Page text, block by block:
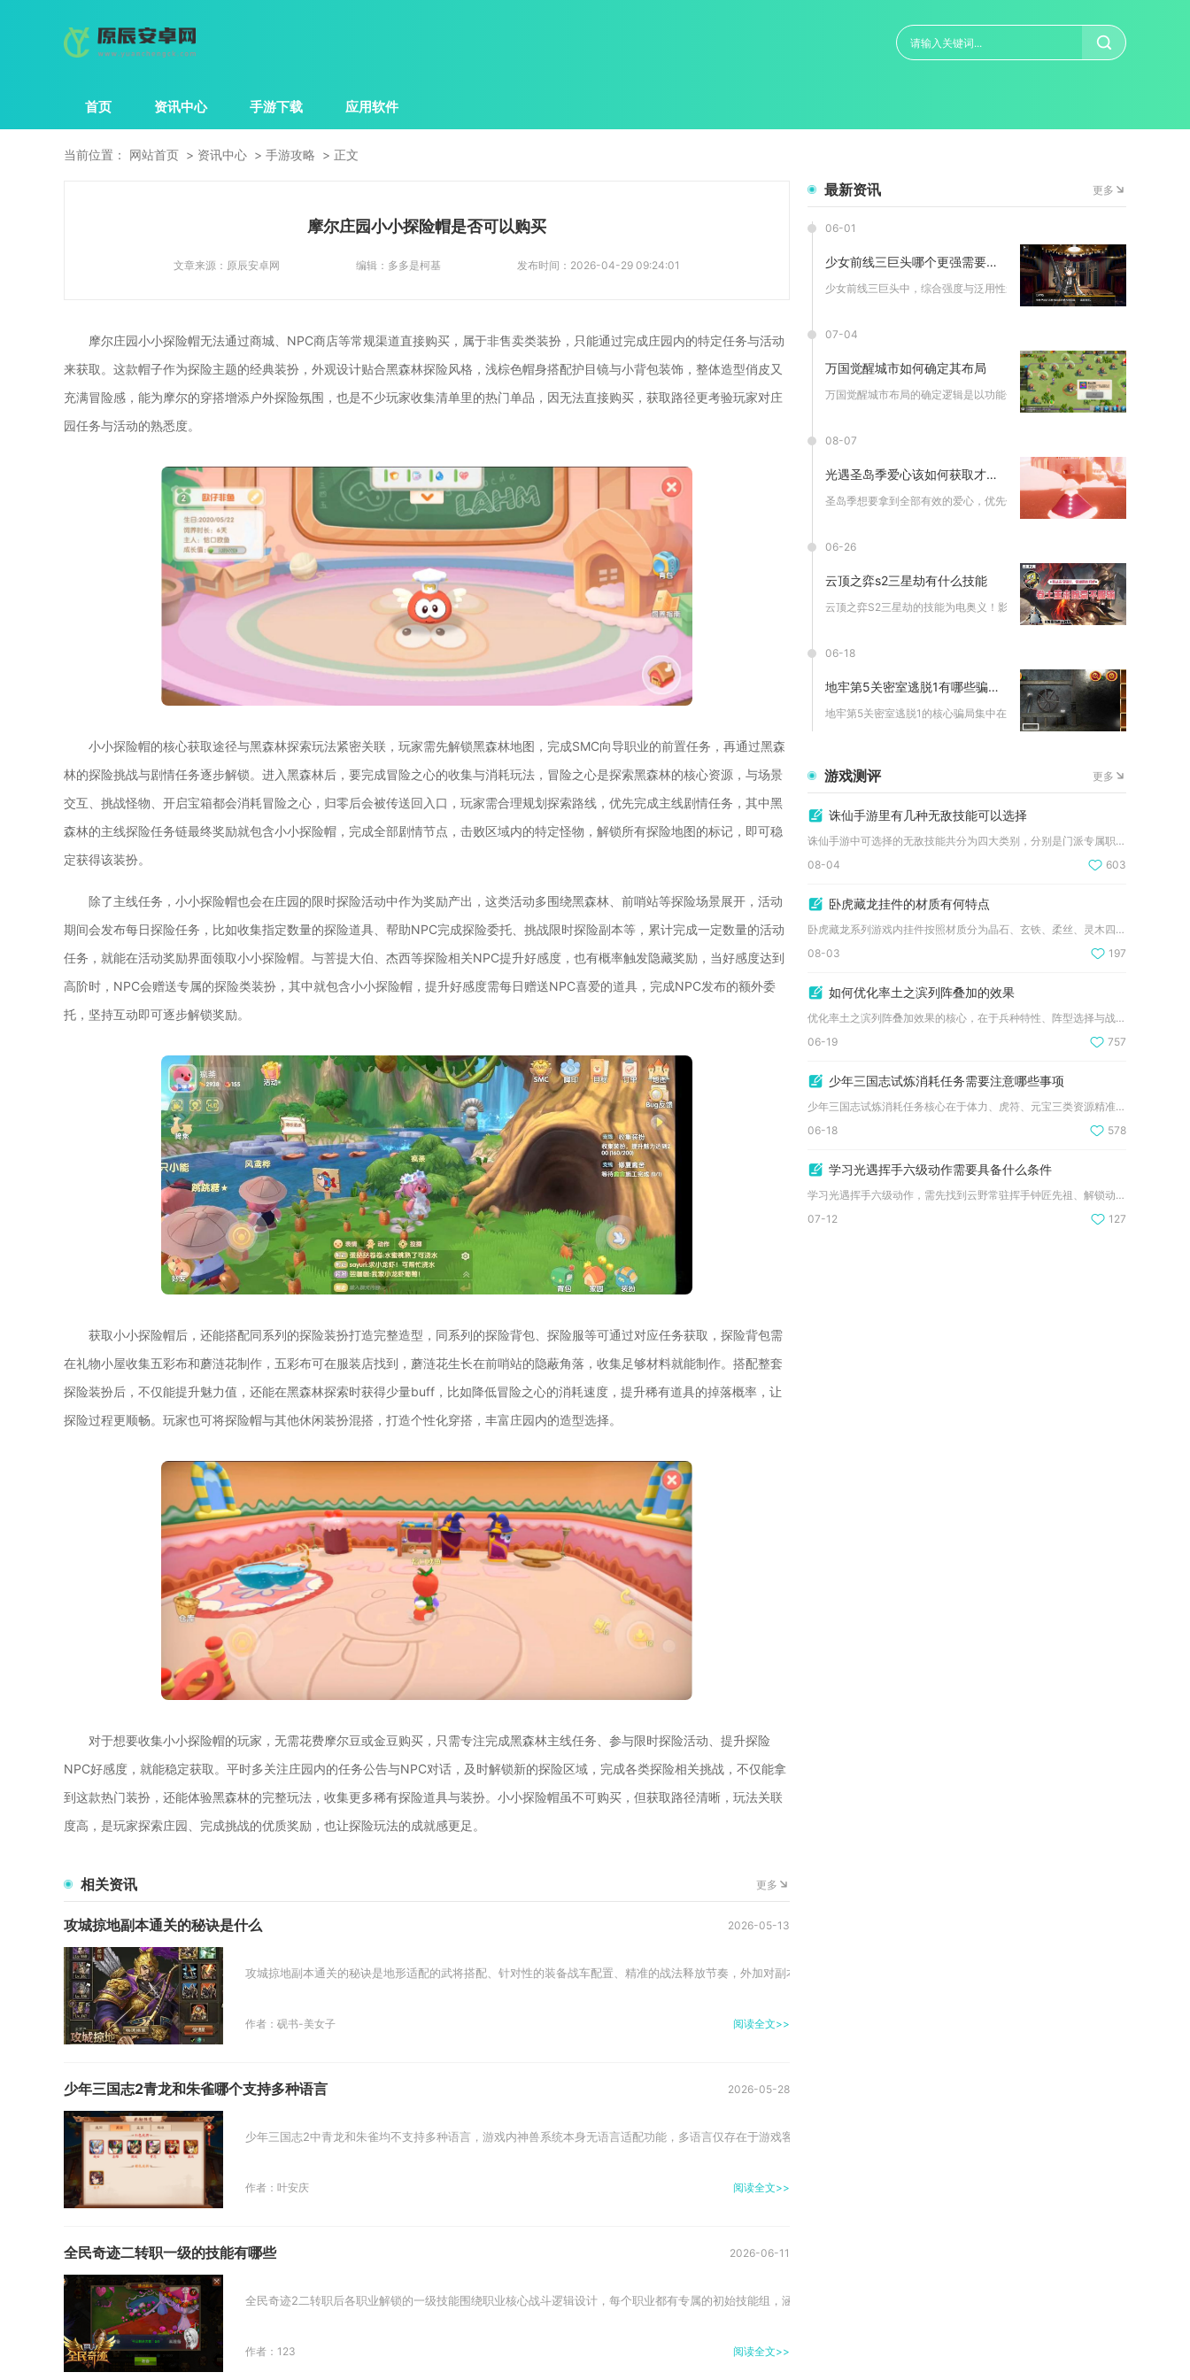
首页 资讯中心 手游下载 应用软件
当前位置： 网站首页 资讯中心 手游攻略 正文
摩尔庄园小小探险帽是否可以购买
文章来源： 原辰安卓网 编辑： 多多是柯基 发布时间： 2026-04-29 09:24:01
摩尔庄园小小探险帽无法通过商城、NPC商店等常规渠道直接购买，属于非售卖类装扮，只能通过完成庄园内的特定任务与活动
来获取。这款帽子作为探险主题的经典装扮，外观设计贴合黑森林探险风格，浅棕色帽身搭配护目镜与小背包装饰，整体造型俏皮又
充满冒险感，能为摩尔的穿搭增添户外探险氛围，也是不少玩家收集清单里的热门单品，因无法直接购买，获取路径更考验玩家对庄
园任务与活动的熟悉度。
小小探险帽的核心获取途径与黑森林探索玩法紧密关联，玩家需先解锁黑森林地图，完成SMC向导职业的前置任务，再通过黑森
林的探险挑战与剧情任务逐步解锁。进入黑森林后，要完成冒险之心的收集与消耗玩法，冒险之心是探索黑森林的核心资源，与场景
交互、挑战怪物、开启宝箱都会消耗冒险之心，归零后会被传送回入口，玩家需合理规划探索路线，优先完成主线剧情任务，其中黑
森林的主线探险任务链最终奖励就包含小小探险帽，完成全部剧情节点，击败区域内的特定怪物，解锁所有探险地图的标记，即可稳
定获得该装扮。
除了主线任务，小小探险帽也会在庄园的限时探险活动中作为奖励产出，这类活动多围绕黑森林、前哨站等探险场景展开，活动
期间会发布每日探险任务，比如收集指定数量的探险道具、帮助NPC完成探险委托、挑战限时探险副本等，累计完成一定数量的活动
任务，就能在活动奖励界面领取小小探险帽。与菩提大伯、杰西等探险相关NPC提升好感度，也有概率触发隐藏奖励，当好感度达到
高阶时，NPC会赠送专属的探险类装扮，其中就包含小小探险帽，提升好感度需每日赠送NPC喜爱的道具，完成NPC发布的额外委
托，坚持互动即可逐步解锁奖励。
获取小小探险帽后，还能搭配同系列的探险装扮打造完整造型，同系列的探险背包、探险服等可通过对应任务获取，探险背包需
在礼物小屋收集五彩布和蘑涟花制作，五彩布可在服装店找到，蘑涟花生长在前哨站的隐蔽角落，收集足够材料就能制作。搭配整套
探险装扮后，不仅能提升魅力值，还能在黑森林探索时获得少量buff，比如降低冒险之心的消耗速度，提升稀有道具的掉落概率，让
探险过程更顺畅。玩家也可将探险帽与其他休闲装扮混搭，打造个性化穿搭，丰富庄园内的造型选择。
对于想要收集小小探险帽的玩家，无需花费摩尔豆或金豆购买，只需专注完成黑森林主线任务、参与限时探险活动、提升探险
NPC好感度，就能稳定获取。平时多关注庄园内的任务公告与NPC对话，及时解锁新的探险区域，完成各类探险相关挑战，不仅能拿
到这款热门装扮，还能体验黑森林的完整玩法，收集更多稀有探险道具与装扮。小小探险帽虽不可购买，但获取路径清晰，玩法关联
度高，是玩家探索庄园、完成挑战的优质奖励，也让探险玩法的成就感更足。
相关资讯 更多
攻城掠地副本通关的秘诀是什么 2026-05-13
攻城掠地副本通关的秘诀是地形适配的武将搭配、针对性的装备战车配置、精准的战法释放节奏，外加对副本机制的深度理解与资源的集中投入。武将搭配是副本通关的核心基础，核心
作者：砚书-美女子 阅读全文>>
少年三国志2青龙和朱雀哪个支持多种语言 2026-05-28
少年三国志2中青龙和朱雀均不支持多种语言，游戏内神兽系统本身无语言适配功能，多语言仅存在于游戏客户端版本层面。青龙作为赤金品质神兽，核心定位是控制与群体输出，技能
作者：叶安庆 阅读全文>>
全民奇迹二转职一级的技能有哪些 2026-06-11
全民奇迹2二转职后各职业解锁的一级技能围绕职业核心战斗逻辑设计，每个职业都有专属的初始技能组，涵盖输出、防御、辅助三类效果，适配转职初期的刷图、打本和PK场景。战士
作者：123 阅读全文>>
最新资讯 更多
06-01
少女前线三巨头哪个更强需要注意什么
少女前线三巨头中，综合强度与泛用性最优为托洛洛，克罗丽科侧重...
07-04
万国觉醒城市如何确定其布局
万国觉醒城市布局的确定逻辑是以功能分区为底层框架，以中心防御...
08-07
光遇圣岛季爱心该如何获取才算有效
圣岛季想要拿到全部有效的爱心，优先做完向导先祖全部编钟系列任...
06-26
云顶之弈s2三星劫有什么技能
云顶之弈S2三星劫的技能为电奥义！影分身，可在目标身后创造完...
06-18
地牢第5关密室逃脱1有哪些骗局要防范
地牢第5关密室逃脱1的核心骗局集中在道具误用、线索误读、机关...
游戏测评 更多
诛仙手游里有几种无敌技能可以选择
诛仙手游中可选择的无敌技能共分为四大类别，分别是门派专属职业...
08-04
603
卧虎藏龙挂件的材质有何特点
卧虎藏龙系列游戏内挂件按照材质分为晶石、玄铁、柔丝、灵木四大...
08-03
197
如何优化率土之滨列阵叠加的效果
优化率土之滨列阵叠加效果的核心，在于兵种特性、阵型选择与战法...
06-19
757
少年三国志试炼消耗任务需要注意哪些事项
少年三国志试炼消耗任务核心在于体力、虎符、元宝三类资源精准控...
06-18
578
学习光遇挥手六级动作需要具备什么条件
学习光遇挥手六级动作，需先找到云野常驻挥手钟匠先祖、解锁动作...
07-12
127